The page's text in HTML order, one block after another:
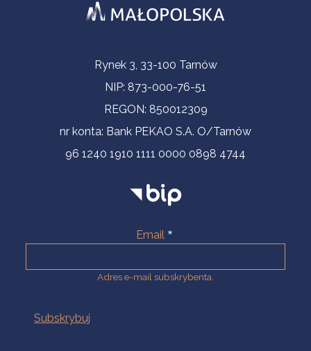
Informacje kontaktoweRynek 3, 33-100 Tarnów
NIP: 873-000-76-51
REGON: 850012309
nr konta: Bank PEKAO S.A. O/Tarnów
96 1240 1910 1111 0000 0898 4744
Email
Adres e-mail subskrybenta.